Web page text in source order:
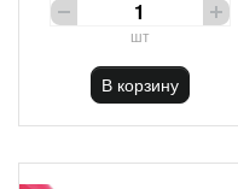
шт
В корзину